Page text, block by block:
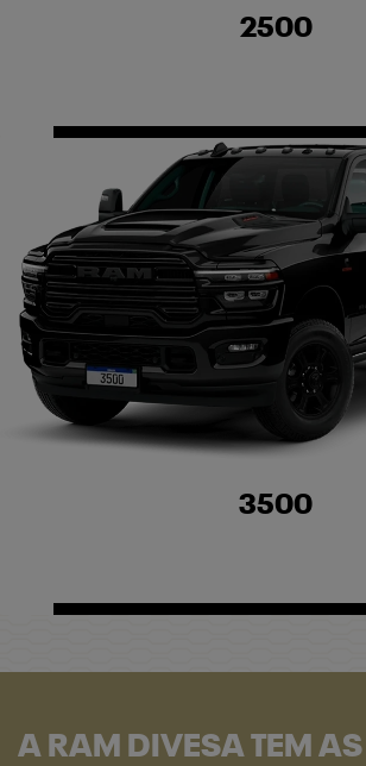
2500
3500
A RAM DIVESA TEM AS